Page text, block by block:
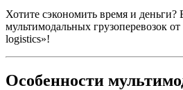
Хотите сэкономить время и деньги?
мультимодальных грузоперевозок
logistics»!
Особенности